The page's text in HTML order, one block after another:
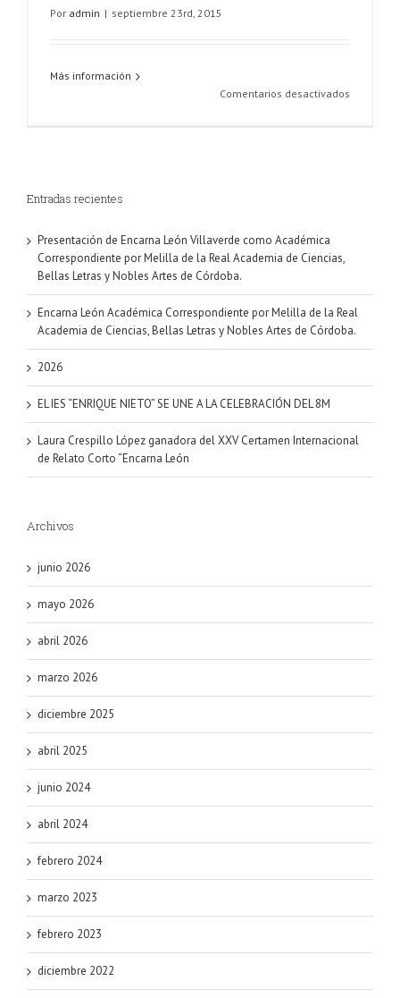
Por admin | septiembre 23rd, 2015
Más información
Comentarios desactivados
Entradas recientes
Presentación de Encarna León Villaverde como Académica
Correspondiente por Melilla de la Real Academia de Ciencias,
Bellas Letras y Nobles Artes de Córdoba.
Encarna León Académica Correspondiente por Melilla de la Real
Academia de Ciencias, Bellas Letras y Nobles Artes de Córdoba.
2026
EL IES “ENRIQUE NIETO” SE UNE A LA CELEBRACIÓN DEL 8M
Laura Crespillo López ganadora del XXV Certamen Internacional
de Relato Corto “Encarna León
Archivos
junio 2026
mayo 2026
abril 2026
marzo 2026
diciembre 2025
abril 2025
junio 2024
abril 2024
febrero 2024
marzo 2023
febrero 2023
diciembre 2022